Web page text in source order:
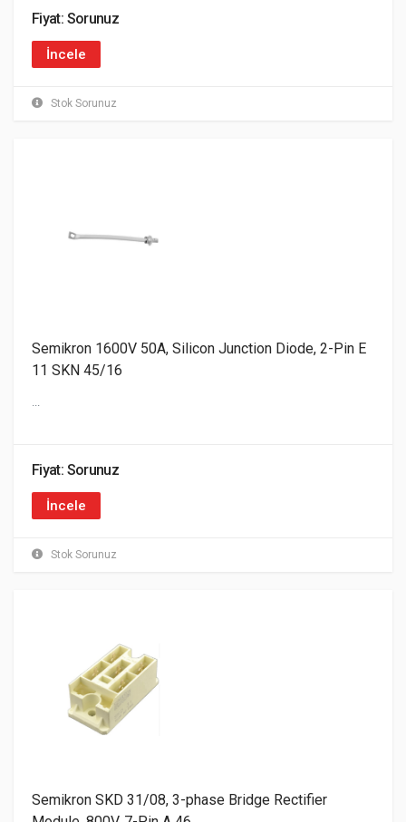
Stok Sorunuz
Fiyat: Sorunuz
İncele
Stok Sorunuz
Semikron 1600V 50A, Silicon Junction Diode, 2-Pin E
11 SKN 45/16
...
Fiyat: Sorunuz
İncele
Semikron SKD 31/08, 3-phase Bridge Rectifier